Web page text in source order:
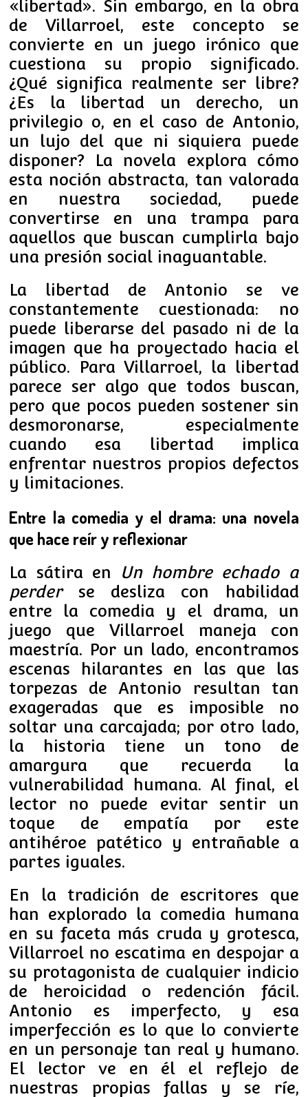
«libertad». Sin embargo, en la obra
de Villarroel, este concepto se
convierte en un juego irónico que
cuestiona su propio significado.
¿Qué significa realmente ser libre?
¿Es la libertad un derecho, un
privilegio o, en el caso de Antonio,
un lujo del que ni siquiera puede
disponer? La novela explora cómo
esta noción abstracta, tan valorada
en nuestra sociedad, puede
convertirse en una trampa para
aquellos que buscan cumplirla bajo
una presión social inaguantable.
La libertad de Antonio se ve
constantemente cuestionada: no
puede liberarse del pasado ni de la
imagen que ha proyectado hacia el
público. Para Villarroel, la libertad
parece ser algo que todos buscan,
pero que pocos pueden sostener sin
desmoronarse, especialmente
cuando esa libertad implica
enfrentar nuestros propios defectos
y limitaciones.
Entre la comedia y el drama: una novela
que hace reír y reflexionar
La sátira en
Un hombre echado a
perderse desliza con habilidad
entre la comedia y el drama, un
juego que Villarroel maneja con
maestría. Por un lado, encontramos
escenas hilarantes en las que las
torpezas de Antonio resultan tan
exageradas que es imposible no
soltar una carcajada; por otro lado,
la historia tiene un tono de
amargura que recuerda la
vulnerabilidad humana. Al final, el
lector no puede evitar sentir un
toque de empatía por este
antihéroe patético y entrañable a
partes iguales.
En la tradición de escritores que
han explorado la comedia humana
en su faceta más cruda y grotesca,
Villarroel no escatima en despojar a
su protagonista de cualquier indicio
de heroicidad o redención fácil.
Antonio es imperfecto, y esa
imperfección es lo que lo convierte
en un personaje tan real y humano.
El lector ve en él el reflejo de
nuestras propias fallas y se ríe,